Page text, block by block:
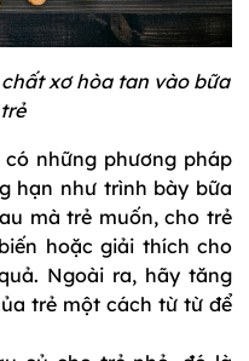
xơ hòa tan vào bữa
những phương pháp
hạn như trình bày bữa
mà trẻ muốn, cho trẻ
hoặc giải thích cho
Ngoài ra, hãy tăng
trẻ một cách từ từ để